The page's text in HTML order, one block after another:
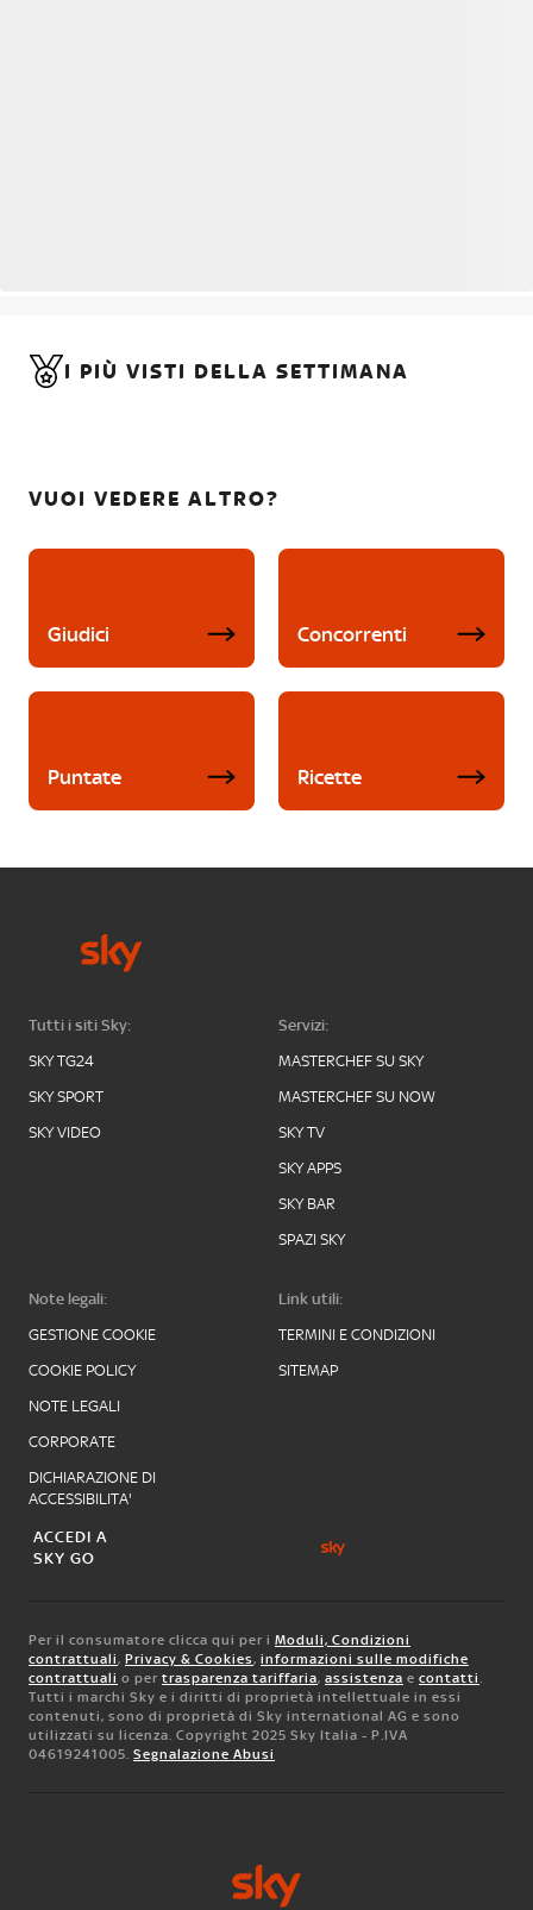
I PIÙ VISTI DELLA SETTIMANA
VUOI VEDERE ALTRO?
Giudici Concorrenti
Puntate Ricette
Tutti i siti Sky:
SKY TG24
SKY SPORT
SKY VIDEO
Servizi:
MASTERCHEF SU SKY
MASTERCHEF SU NOW
SKY TV
SKY APPS
SKY BAR
SPAZI SKY
Note legali:
GESTIONE COOKIE
COOKIE POLICY
NOTE LEGALI
CORPORATE
DICHIARAZIONE DI
ACCESSIBILITA'
Link utili:
TERMINI E CONDIZIONI
SITEMAP
ACCEDI A
SKY GO
Per il consumatore clicca qui per i Moduli, Condizioni
contrattuali, Privacy & Cookies, informazioni sulle modifiche
contrattuali o per trasparenza tariffaria, assistenza e contatti.
Tutti i marchi Sky e i diritti di proprietà intellettuale in essi
contenuti, sono di proprietà di Sky international AG e sono
utilizzati su licenza. Copyright 2025 Sky Italia - P.IVA
04619241005. Segnalazione Abusi